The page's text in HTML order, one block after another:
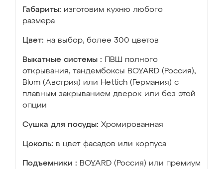
Габариты: изготовим кухню любого
размера
Цвет: на выбор, более 300 цветов
Выкатные системы :
ПВШ полного
открывания, тандембоксы BOYARD (Россия),
Blum (Австрия) или Hettich (Германия) с
плавным закрыванием дверок или без этой
опции
Сушка для посуды: Хромированная
Цоколь: в цвет фасадов или корпуса
Подъемники : BOYARD (Россия) или премиум